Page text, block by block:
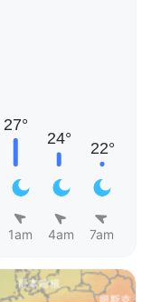
1am 4am 7am